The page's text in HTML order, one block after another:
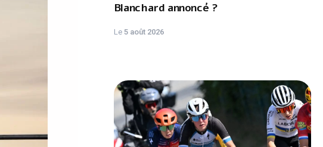
Blanchard annoncé ?
Le 5 août 2026